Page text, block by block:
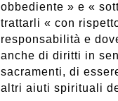
obbediente » e «
trattarli « con
responsabilità e
anche di diritti in
sacramenti, di
altri aiuti spirituali